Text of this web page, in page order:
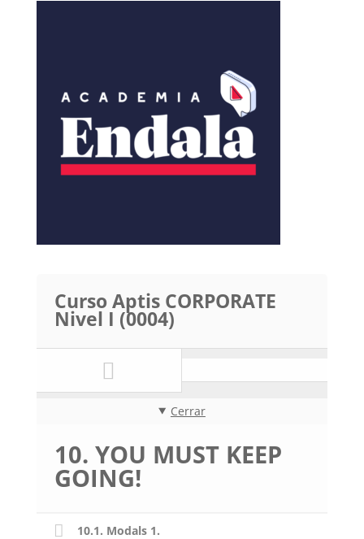
Curso Aptis CORPORATE
Nivel I (0004)
Cerrar
10. YOU MUST KEEP
GOING!
10.1. Modals 1.